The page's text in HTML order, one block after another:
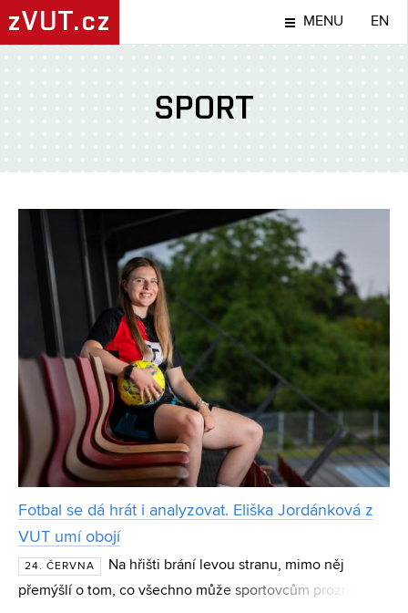
zVUT.cz MENU EN
SPORT
Fotbal se dá hrát i analyzovat. Eliška Jordánková z
VUT umí obojí
24. ČERVNA
Na hřišti brání levou stranu, mimo něj
přemýšlí o tom, co všechno může sportovcům prozradit